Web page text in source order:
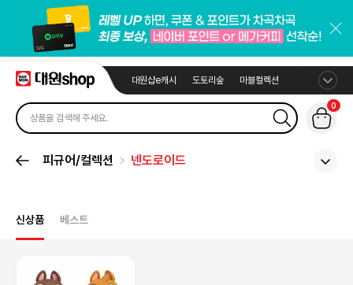
대원샵e캐시 도토리숲 마블컬렉션
0
피규어/컬렉션 넨도로이드
신상품 베스트